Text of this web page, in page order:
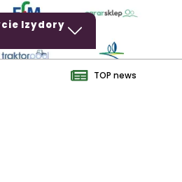
Izydory
TOP news